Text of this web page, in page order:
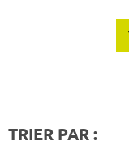
TRIER PAR :